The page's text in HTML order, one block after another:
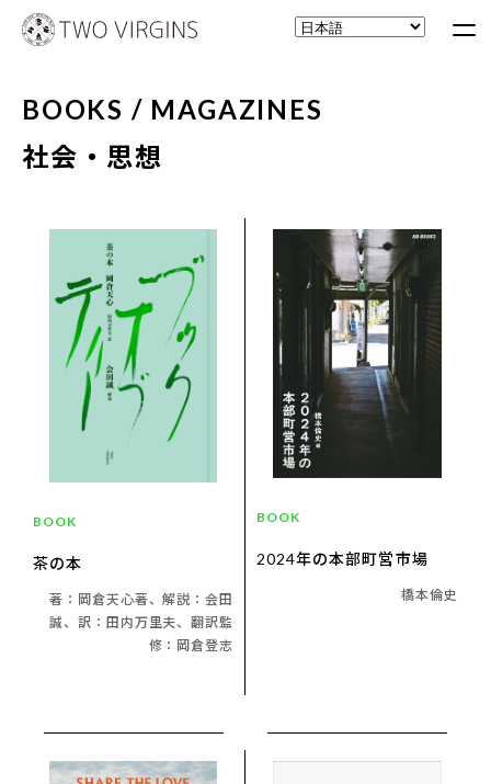
BOOKS / MAGAZINES
社会・思想
BOOK
茶の本
著：岡倉天心著、解説：会田
誠、訳：田内万里夫、翻訳監
修：岡倉登志
BOOK
2024年の本部町営市場
橋本倫史